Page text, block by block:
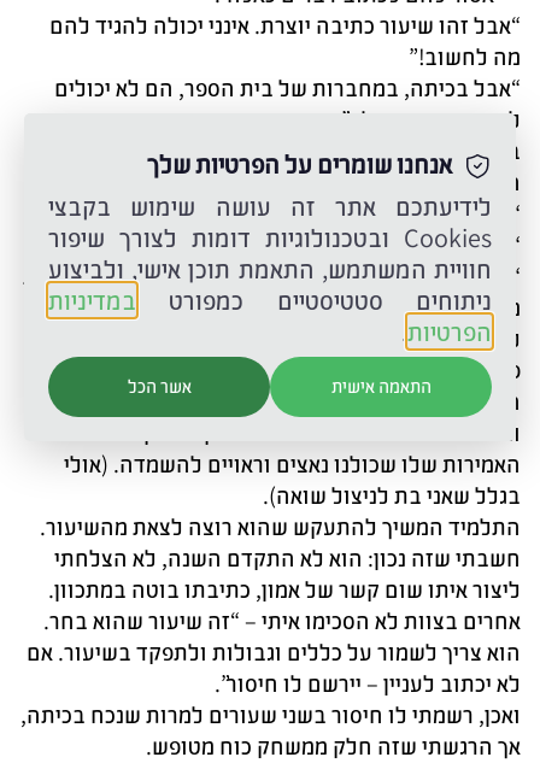
“אבל זהו שיעור כתיבה יוצרת. אינני יכולה להגיד להם
מה לחשוב!”
“אבל בכיתה, במחברות של בית הספר, הם לא יכולים
לכתוב דברים כאלה”.
בשיחת-חצר עם המחנך של אותו תלמיד, אמרתי: “היום
הוא כתב שאנחנו נאצים וצריך להשמיד אותנו.”
“אז שיכתוב… מה איכפת לך?”
“טוב…”
“את לא צריכה לדבר איתו או לשוחח איתו. זה מראה שאת
משתפת איתו פעולה ומשתתפת במשחק שלו.”
לקחתי את הדברים לתשומת ליבי. אולי באמת אני צריכה
פחות לשוחח איתו, ויותר לשים גבולות ברורים בלי לתת
הסברים?
ובכל זאת הרגשתי שאינני יכולה “לקחת בקלות” את
האמירות שלו שכולנו נאצים וראויים להשמדה. (אולי
בגלל שאני בת לניצול שואה).
התלמיד המשיך להתעקש שהוא רוצה לצאת מהשיעור.
חשבתי שזה נכון: הוא לא התקדם השנה, לא הצלחתי
ליצור איתו שום קשר של אמון, כתיבתו בוטה במתכוון.
אחרים בצוות לא הסכימו איתי – “זה שיעור שהוא בחר.
הוא צריך לשמור על כללים וגבולות ולתפקד בשיעור. אם
לא יכתוב לעניין – יירשם לו חיסור”.
ואכן, רשמתי לו חיסור בשני שעורים למרות שנכח בכיתה,
אך הרגשתי שזה חלק ממשחק כוח מטופש.
אנחנו שומרים על הפרטיות שלך
לידיעתכם אתר זה עושה שימוש בקבצי
Cookies ובטכנולוגיות דומות לצורך שיפור
חוויית המשתמש, התאמת תוכן אישי, ולביצוע
ניתוחים סטטיסטיים כמפורט במדיניות
הפרטיות.
אשר הכל התאמה אישית